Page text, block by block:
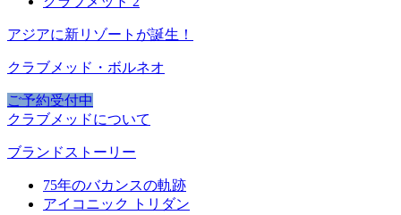
アジアに新リゾートが誕生！
クラブメッド・ボルネオ
ご予約受付中
クラブメッドについて
ブランドストーリー
75年のバカンスの軌跡
アイコニック トリダン